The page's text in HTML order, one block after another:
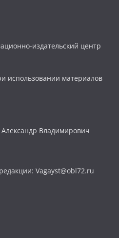
издательский центр
материалов
Владимирович
Vagayst@obl72.ru